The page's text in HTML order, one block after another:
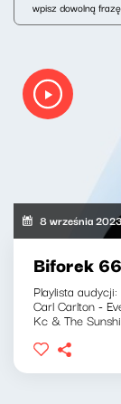
8 września 2023
Biforek 66
Playlista audycji:
Carl Carlton -
Kc & The